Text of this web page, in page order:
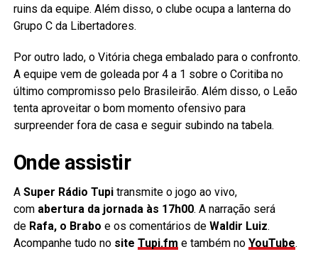
ruins da equipe. Além disso, o clube ocupa a lanterna do
Grupo C da Libertadores.
Por outro lado, o Vitória chega embalado para o confronto.
A equipe vem de goleada por 4 a 1 sobre o Coritiba no
último compromisso pelo Brasileirão. Além disso, o Leão
tenta aproveitar o bom momento ofensivo para
surpreender fora de casa e seguir subindo na tabela.
Onde assistir
A Super Rádio Tupitransmite o jogo ao vivo,
com abertura da jornada às 17h00. A narração será
de Rafa, o Brabo e os comentários de Waldir Luiz.
Acompanhe tudo no site Tupi.fm e também no YouTube.